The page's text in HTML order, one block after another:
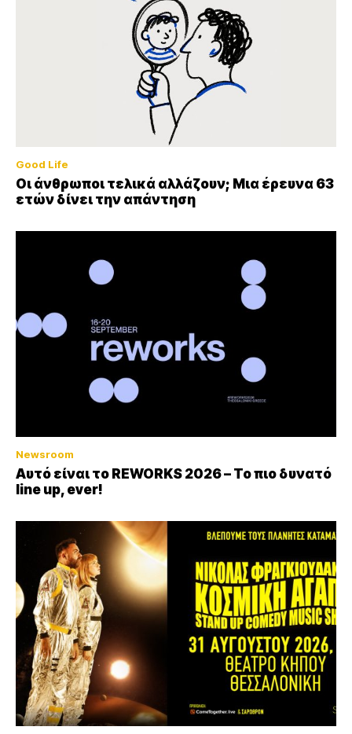
Good Life
Οι άνθρωποι τελικά αλλάζουν; Μια έρευνα 63
ετών δίνει την απάντηση
Newsroom
Αυτό είναι το REWORKS 2026 – Το πιο δυνατό
line up, ever!